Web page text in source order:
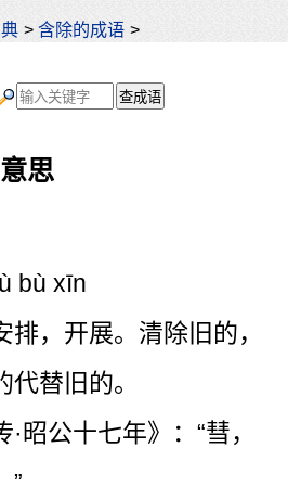
>含除的成语 >
思
bù xīn
排，开展。清除旧的，
替旧的。
·昭公十七年》：“彗，
”